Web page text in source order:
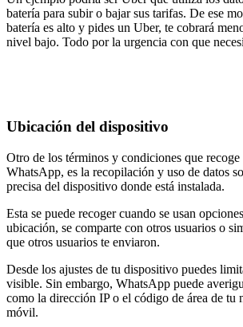
batería para subir o bajar sus tarifas. De ese
batería es alto y pides un Uber, te cobrará
nivel bajo. Todo por la urgencia con que
Ubicación del dispositivo
Otro de los términos y condiciones que
WhatsApp, es la recopilación y uso de datos
precisa del dispositivo donde está instalada.
Esta se puede recoger cuando se usan
ubicación, se comparte con otros usuarios o
que otros usuarios te enviaron.
Desde los ajustes de tu dispositivo puedes
visible. Sin embargo, WhatsApp puede
como la dirección IP o el código de área de tu
móvil.